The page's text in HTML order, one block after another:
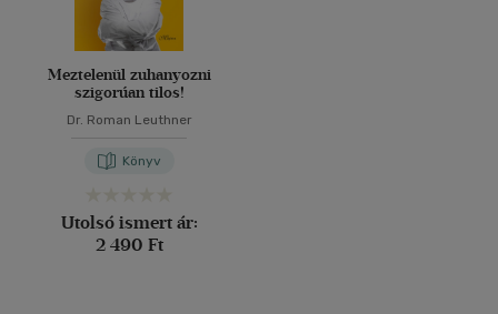
Meztelenül zuhanyozni
szigorúan tilos!
Dr. Roman Leuthner
Könyv
Utolsó ismert ár:
2 490 Ft